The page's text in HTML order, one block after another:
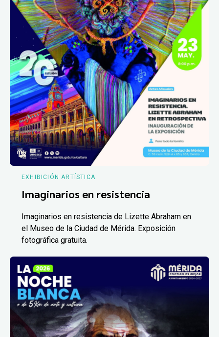
EXHIBICIÓN ARTÍSTICA
Imaginarios en resistencia
Imaginarios en resistencia de Lizette Abraham en
el Museo de la Ciudad de Mérida. Exposición
fotográfica gratuita.